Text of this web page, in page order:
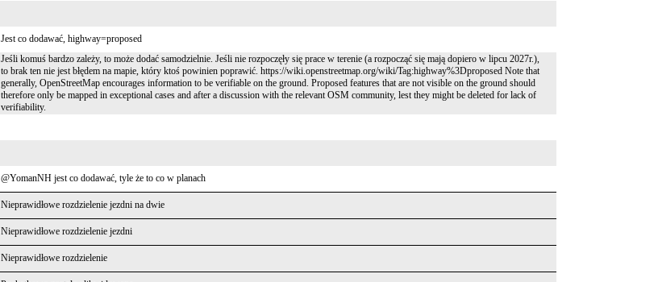
Jest co dodawać, highway=proposed
Jeśli komuś bardzo zależy, to może dodać samodzielnie. Jeśli nie rozpoczęły się prace w terenie (a rozpocząć się mają dopiero w lipcu 2027r.),
to brak ten nie jest błędem na mapie, który ktoś powinien poprawić. https://wiki.openstreetmap.org/wiki/Tag:highway%3Dproposed Note that
generally, OpenStreetMap encourages information to be verifiable on the ground. Proposed features that are not visible on the ground should
therefore only be mapped in exceptional cases and after a discussion with the relevant OSM community, lest they might be deleted for lack of
verifiability.
@YomanNH jest co dodawać, tyle że to co w planach
Nieprawidłowe rozdzielenie jezdni na dwie
Nieprawidłowe rozdzielenie jezdni
Nieprawidłowe rozdzielenie